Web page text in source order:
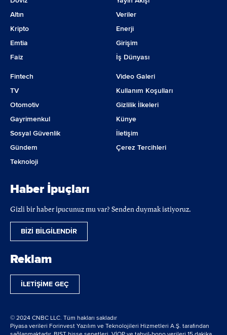
Altın
Kripto
Emtia
Faiz
Veriler
Enerji
Girişim
İş Dünyası
Fintech
TV
Otomotiv
Gayrimenkul
Sosyal Güvenlik
Gündem
Teknoloji
Video Galeri
Kullanım Koşulları
Gizlilik İlkeleri
Künye
İletişim
Çerez Tercihleri
Haber İpuçları
Gizli bir haber ipucunuz mu var? Senden duymak istiyoruz.
BİZİ BİLGİLENDİR
Reklam
İLETİŞİME GEÇ
© 2024 CNBC LLC. Tüm hakları sakladır
Piyasa verileri Forinvest Yazılım ve Teknolojileri Hizmetleri A.Ş. tarafından